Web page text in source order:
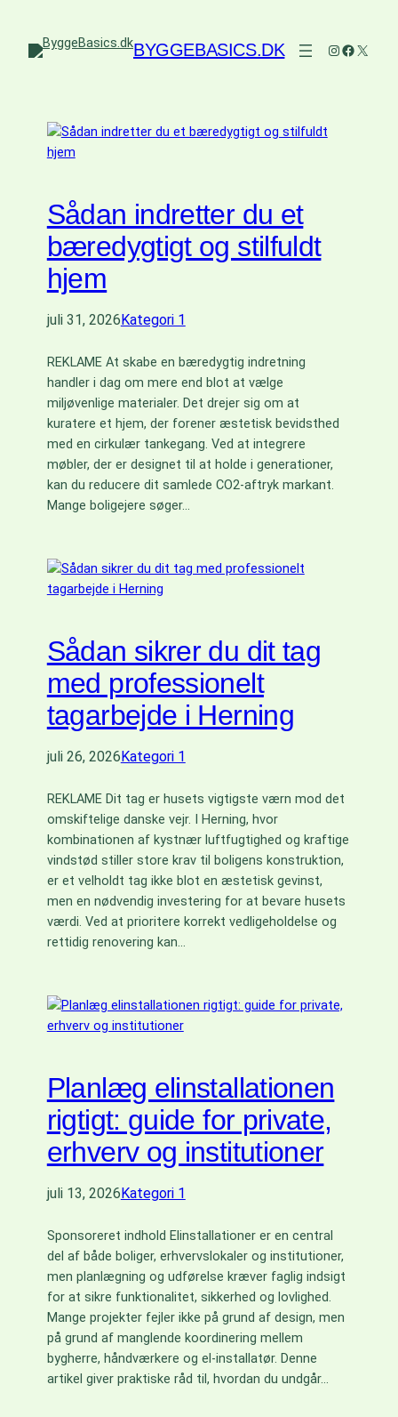
BYGGEBASICS.DK Instagram
X
Sådan indretter du et
bæredygtigt og stilfuldt
hjem
juli 31, 2026Kategori 1
REKLAME At skabe en bæredygtig indretning
handler i dag om mere end blot at vælge
miljøvenlige materialer. Det drejer sig om at
kuratere et hjem, der forener æstetisk bevidsthed
med en cirkulær tankegang. Ved at integrere
møbler, der er designet til at holde i generationer,
kan du reducere dit samlede CO2-aftryk markant.
Mange boligejere søger…
Sådan sikrer du dit tag
med professionelt
tagarbejde i Herning
juli 26, 2026Kategori 1
REKLAME Dit tag er husets vigtigste værn mod det
omskiftelige danske vejr. I Herning, hvor
kombinationen af kystnær luftfugtighed og kraftige
vindstød stiller store krav til boligens konstruktion,
er et velholdt tag ikke blot en æstetisk gevinst,
men en nødvendig investering for at bevare husets
værdi. Ved at prioritere korrekt vedligeholdelse og
rettidig renovering kan…
Planlæg elinstallationen
rigtigt: guide for private,
erhverv og institutioner
juli 13, 2026Kategori 1
Sponsoreret indhold Elinstallationer er en central
del af både boliger, erhvervslokaler og institutioner,
men planlægning og udførelse kræver faglig indsigt
for at sikre funktionalitet, sikkerhed og lovlighed.
Mange projekter fejler ikke på grund af design, men
på grund af manglende koordinering mellem
bygherre, håndværkere og el-installatør. Denne
artikel giver praktiske råd til, hvordan du undgår…